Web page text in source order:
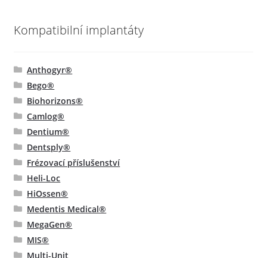
Kompatibilní implantáty
Anthogyr®
Bego®
Biohorizons®
Camlog®
Dentium®
Dentsply®
Frézovací příslušenství
Heli-Loc
HiOssen®
Medentis Medical®
MegaGen®
MIS®
Multi-Unit